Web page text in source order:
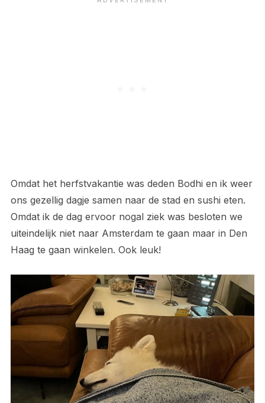
Omdat het herfstvakantie was deden Bodhi en ik weer
ons gezellig dagje samen naar de stad en sushi eten.
Omdat ik de dag ervoor nogal ziek was besloten we
uiteindelijk niet naar Amsterdam te gaan maar in Den
Haag te gaan winkelen. Ook leuk!